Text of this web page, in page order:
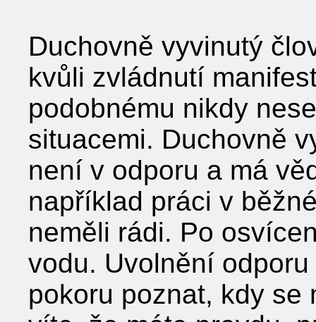
Duchovně vyvinutý
kvůli zvládnutí
podobnému nikdy
situacemi. Duchovně
není v odporu a má
například práci v
neměli rádi. Po
vodu. Uvolnění
pokoru poznat, kdy se